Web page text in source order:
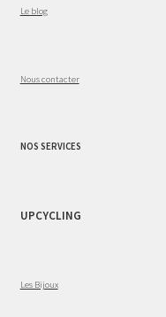
Le blog
Nous contacter
NOS SERVICES
UPCYCLING
Les Bijoux